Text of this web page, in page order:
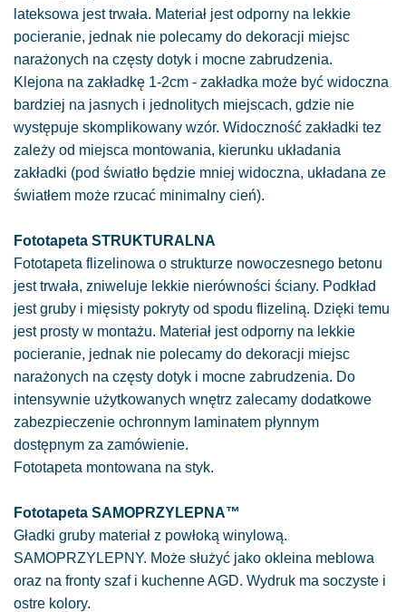
lateksowa jest trwała. Materiał jest odporny na lekkie
pocieranie, jednak nie polecamy do dekoracji miejsc
narażonych na częsty dotyk i mocne zabrudzenia.
Klejona na zakładkę 1-2cm - zakładka może być widoczna
bardziej na jasnych i jednolitych miejscach, gdzie nie
występuje skomplikowany wzór. Widoczność zakładki tez
zależy od miejsca montowania, kierunku układania
zakładki (pod światło będzie mniej widoczna, układana ze
światłem może rzucać minimalny cień).
Fototapeta STRUKTURALNA
Fototapeta flizelinowa o strukturze nowoczesnego betonu
jest trwała, zniweluje lekkie nierówności ściany. Podkład
jest gruby i mięsisty pokryty od spodu flizeliną. Dzięki temu
jest prosty w montażu. Materiał jest odporny na lekkie
pocieranie, jednak nie polecamy do dekoracji miejsc
narażonych na częsty dotyk i mocne zabrudzenia. Do
intensywnie użytkowanych wnętrz zalecamy dodatkowe
zabezpieczenie ochronnym laminatem płynnym
dostępnym za zamówienie.
Fototapeta montowana na styk.
Fototapeta SAMOPRZYLEPNA™
Gładki gruby materiał z powłoką winylową.
SAMOPRZYLEPNY. Może służyć jako okleina meblowa
oraz na fronty szaf i kuchenne AGD. Wydruk ma soczyste i
ostre kolory.